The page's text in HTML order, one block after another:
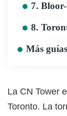
7.
8.
Más
La CN Tower
Toronto. La